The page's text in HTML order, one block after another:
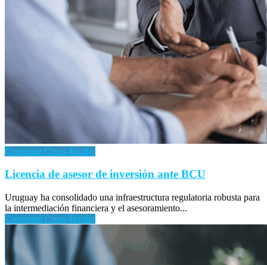
Corporate Cross-Border
Licencia de asesor de inversión ante BCU
Uruguay ha consolidado una infraestructura regulatoria robusta para
la intermediación financiera y el asesoramiento...
Corporate Cross-Border